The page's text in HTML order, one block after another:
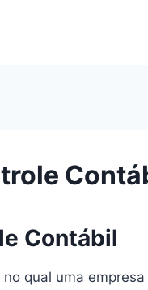
Contábil
qual uma